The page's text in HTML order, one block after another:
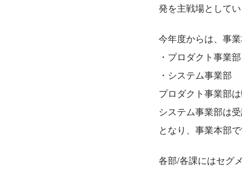
発を主戦場としてい
今年度からは、事
・プロダクト事業部
・システム事業部
プロダクト事業部
システム事業部は
となり、事業本部
各部/各課にはセグ